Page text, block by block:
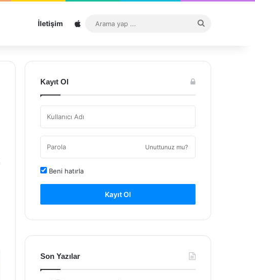
İletişim Sitemap
...
Kayıt Ol
Unuttunuz mu?
Beni hatırla
Kayıt Ol
Son Yazılar